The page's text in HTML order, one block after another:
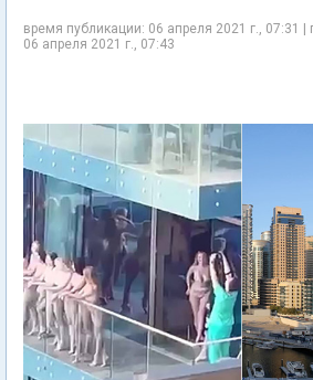
время публикации: 06 апреля 2021 г., 07:31
06 апреля 2021 г., 07:43